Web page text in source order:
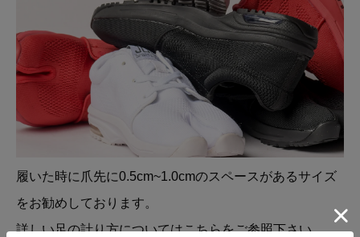
履いた時に爪先に0.5cm~1.0cmのスペースがあるサイズ
をお勧めしております。
詳しい足の計り方についてはこちらをご参照下さい。